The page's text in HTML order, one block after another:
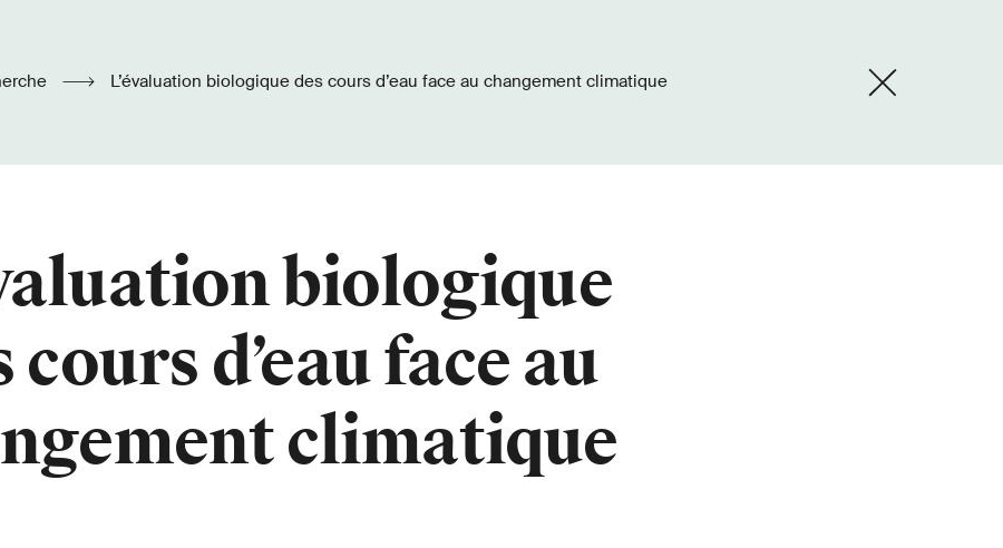
L’évaluation biologique des cours d’eau face au changement climatique
biologique
cours d’eau face au
climatique